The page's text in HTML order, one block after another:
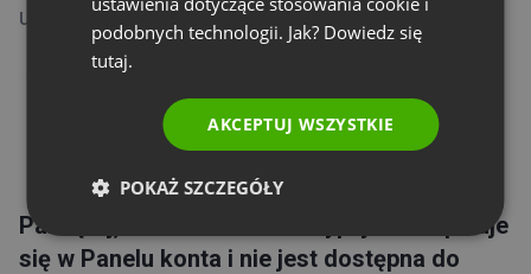
uczestników.
Pamiętaj, że historia transkrypcji nie zapisuje
się w Panelu konta i nie jest dostępna do
podobnych technologii. Jak? Dowiedz się
tutaj.
AKCEPTUJ WSZYSTKIE
POKAŻ SZCZEGÓŁY